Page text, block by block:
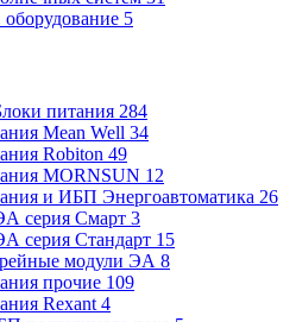
5
питания 284
Mean Well 34
Robiton 49
MORNSUN 12
и ИБП Энергоавтоматика 26
серия Смарт 3
серия Стандарт 15
модули ЭА 8
прочие 109
Rexant 4